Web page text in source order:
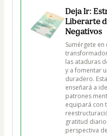
Deja Ir:
Liberarte
Negativos
Sumérgete
las ataduras
y a fomentar
duradero.
enseñará a
patrones
equipará con
gratitud
perspectiva